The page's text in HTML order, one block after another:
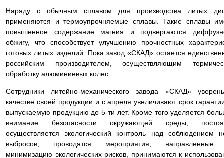
Наряду с обычным сплавом для производства литых
применяются и термоупрочняемые сплавы. Такие сплавы
повышенное содержание магния и подвергаются
обжигу, что способствует улучшению прочностных
готовых литых изделий. Пока завод «СКАД» остается
российским производителем, осуществляющим
обработку алюминиевых колес.
Сотрудники литейно-механического завода «СКАД»
качестве своей продукции и с апреля увеличивают срок
выпускаемую продукцию до 5-ти лет. Кроме того уделяется
внимание безопасности окружающей среды,
осуществляется экологический контроль над соблюдением
выбросов, проводятся мероприятия,
минимизацию экологических рисков, принимаются к